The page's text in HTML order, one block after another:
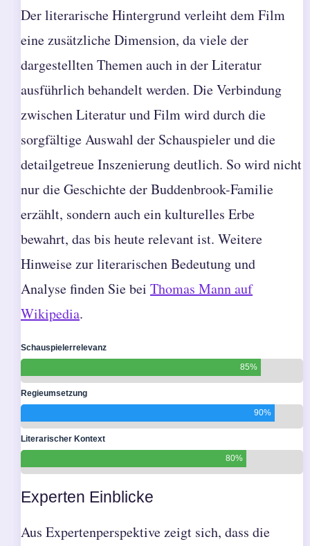
Der literarische Hintergrund verleiht dem Film
eine zusätzliche Dimension, da viele der
dargestellten Themen auch in der Literatur
ausführlich behandelt werden. Die Verbindung
zwischen Literatur und Film wird durch die
sorgfältige Auswahl der Schauspieler und die
detailgetreue Inszenierung deutlich. So wird nicht
nur die Geschichte der Buddenbrook-Familie
erzählt, sondern auch ein kulturelles Erbe
bewahrt, das bis heute relevant ist. Weitere
Hinweise zur literarischen Bedeutung und
Analyse finden Sie bei Thomas Mann auf
Wikipedia.
Schauspielerrelevanz
85%
Regieumsetzung
90%
Literarischer Kontext
80%
Experten Einblicke
Aus Expertenperspektive zeigt sich, dass die